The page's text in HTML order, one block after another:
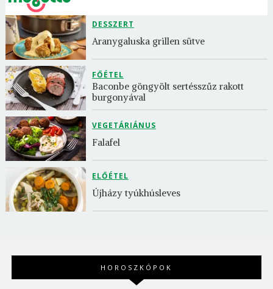
DESSZERT
Aranygaluska grillen sütve
FŐÉTEL
Baconbe göngyölt sertésszűz rakott
burgonyával
VEGETÁRIÁNUS
Falafel
ELŐÉTEL
Újházy tyúkhúsleves
HOROSZKÓPOK